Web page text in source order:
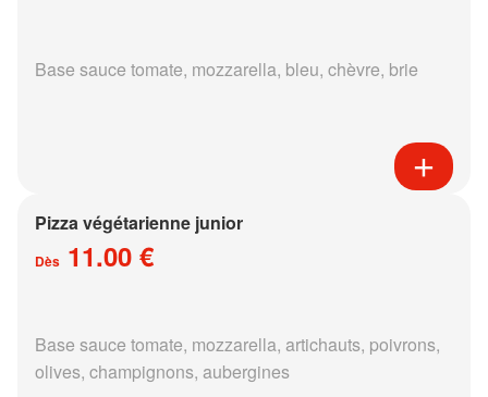
Base sauce tomate, mozzarella, bleu, chèvre, brie
Pizza végétarienne junior
Dès 11.00 €
Base sauce tomate, mozzarella, artichauts, poivrons,
olives, champignons, aubergines